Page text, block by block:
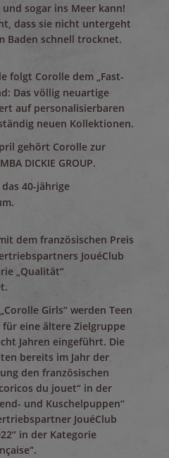
sogar ins Meer kann!
dass sie nicht untergeht
Baden schnell trocknet.
folgt Corolle dem „Fast-
Das völlig neuartige
auf personalisierbaren
neuen Kollektionen.
gehört Corolle zur
DICKIE GROUP.
40-jährige
dem französischen Preis
JouéClub
„Qualität“
Girls“ werden Teen
für eine ältere Zielgruppe
Jahren eingeführt. Die
bereits im Jahr der
den französischen
du jouet“ in der
und Kuschelpuppen“
JouéClub
in der Kategorie